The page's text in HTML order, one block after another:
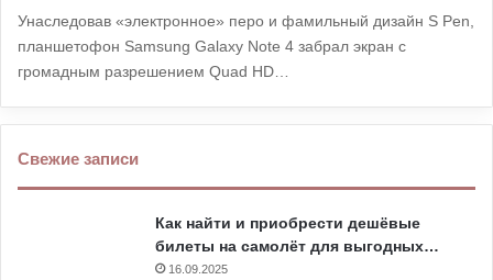
Унаследовав «электронное» перо и фамильный дизайн S Pen,
планшетофон Samsung Galaxy Note 4 забрал экран с
громадным разрешением Quad HD…
Свежие записи
Как найти и приобрести дешёвые
билеты на самолёт для выгодных…
16.09.2025